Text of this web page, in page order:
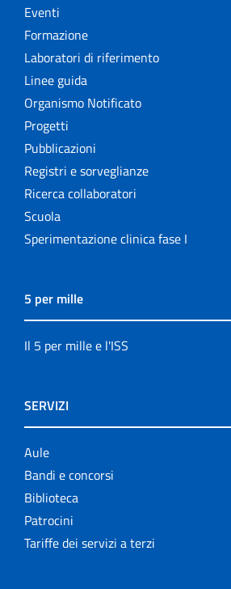
Eventi
Formazione
Laboratori di riferimento
Linee guida
Organismo Notificato
Progetti
Pubblicazioni
Registri e sorveglianze
Ricerca collaboratori
Scuola
Sperimentazione clinica fase I
5 per mille
Il 5 per mille e l'ISS
SERVIZI
Aule
Bandi e concorsi
Biblioteca
Patrocini
Tariffe dei servizi a terzi